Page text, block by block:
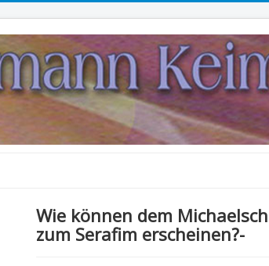
Wie können dem
zum Serafim erscheinen?-